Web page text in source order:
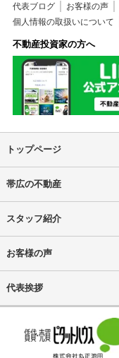
代表ブログ
お客様の声
個人情報の取扱いについて
不動産投資家の方へ
トップページ
帯広の不動産
スタッフ紹介
お客様の声
代表挨拶